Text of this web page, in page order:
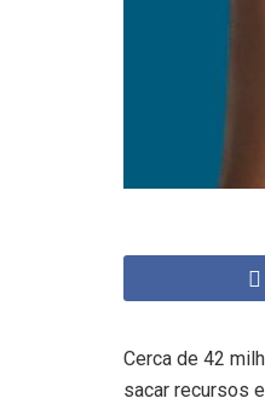
Cerca de 42
sacar recursos